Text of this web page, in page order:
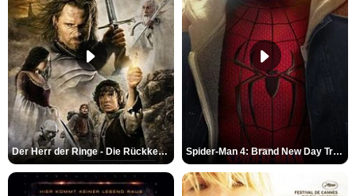
Der Herr der Ringe - Die Rückkehr des Königs Trailer OV Spider-Man 4: Brand New Day Trailer (3) DF